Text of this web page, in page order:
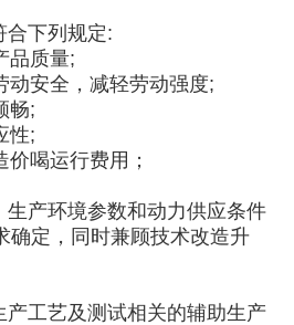
合下列规定:
品质量;
动安全，减轻劳动强度;
畅;
性;
喝运行费用；
生产环境参数和动力供应条件
确定，同时兼顾技术改造升
产工艺及测试相关的辅助生产